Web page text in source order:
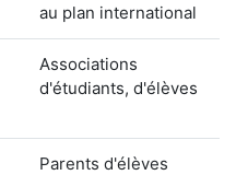
au plan international
Associations
d'étudiants, d'élèves
Parents d'élèves